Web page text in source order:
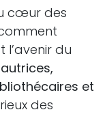
cœur des
l’avenir du
et
des